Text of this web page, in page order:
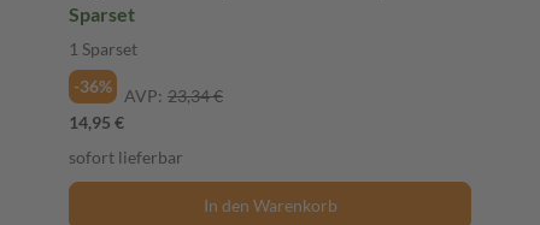
Sparset
1 Sparset
-36%
AVP: 23,34 €
14,95 €
sofort lieferbar
In den Warenkorb